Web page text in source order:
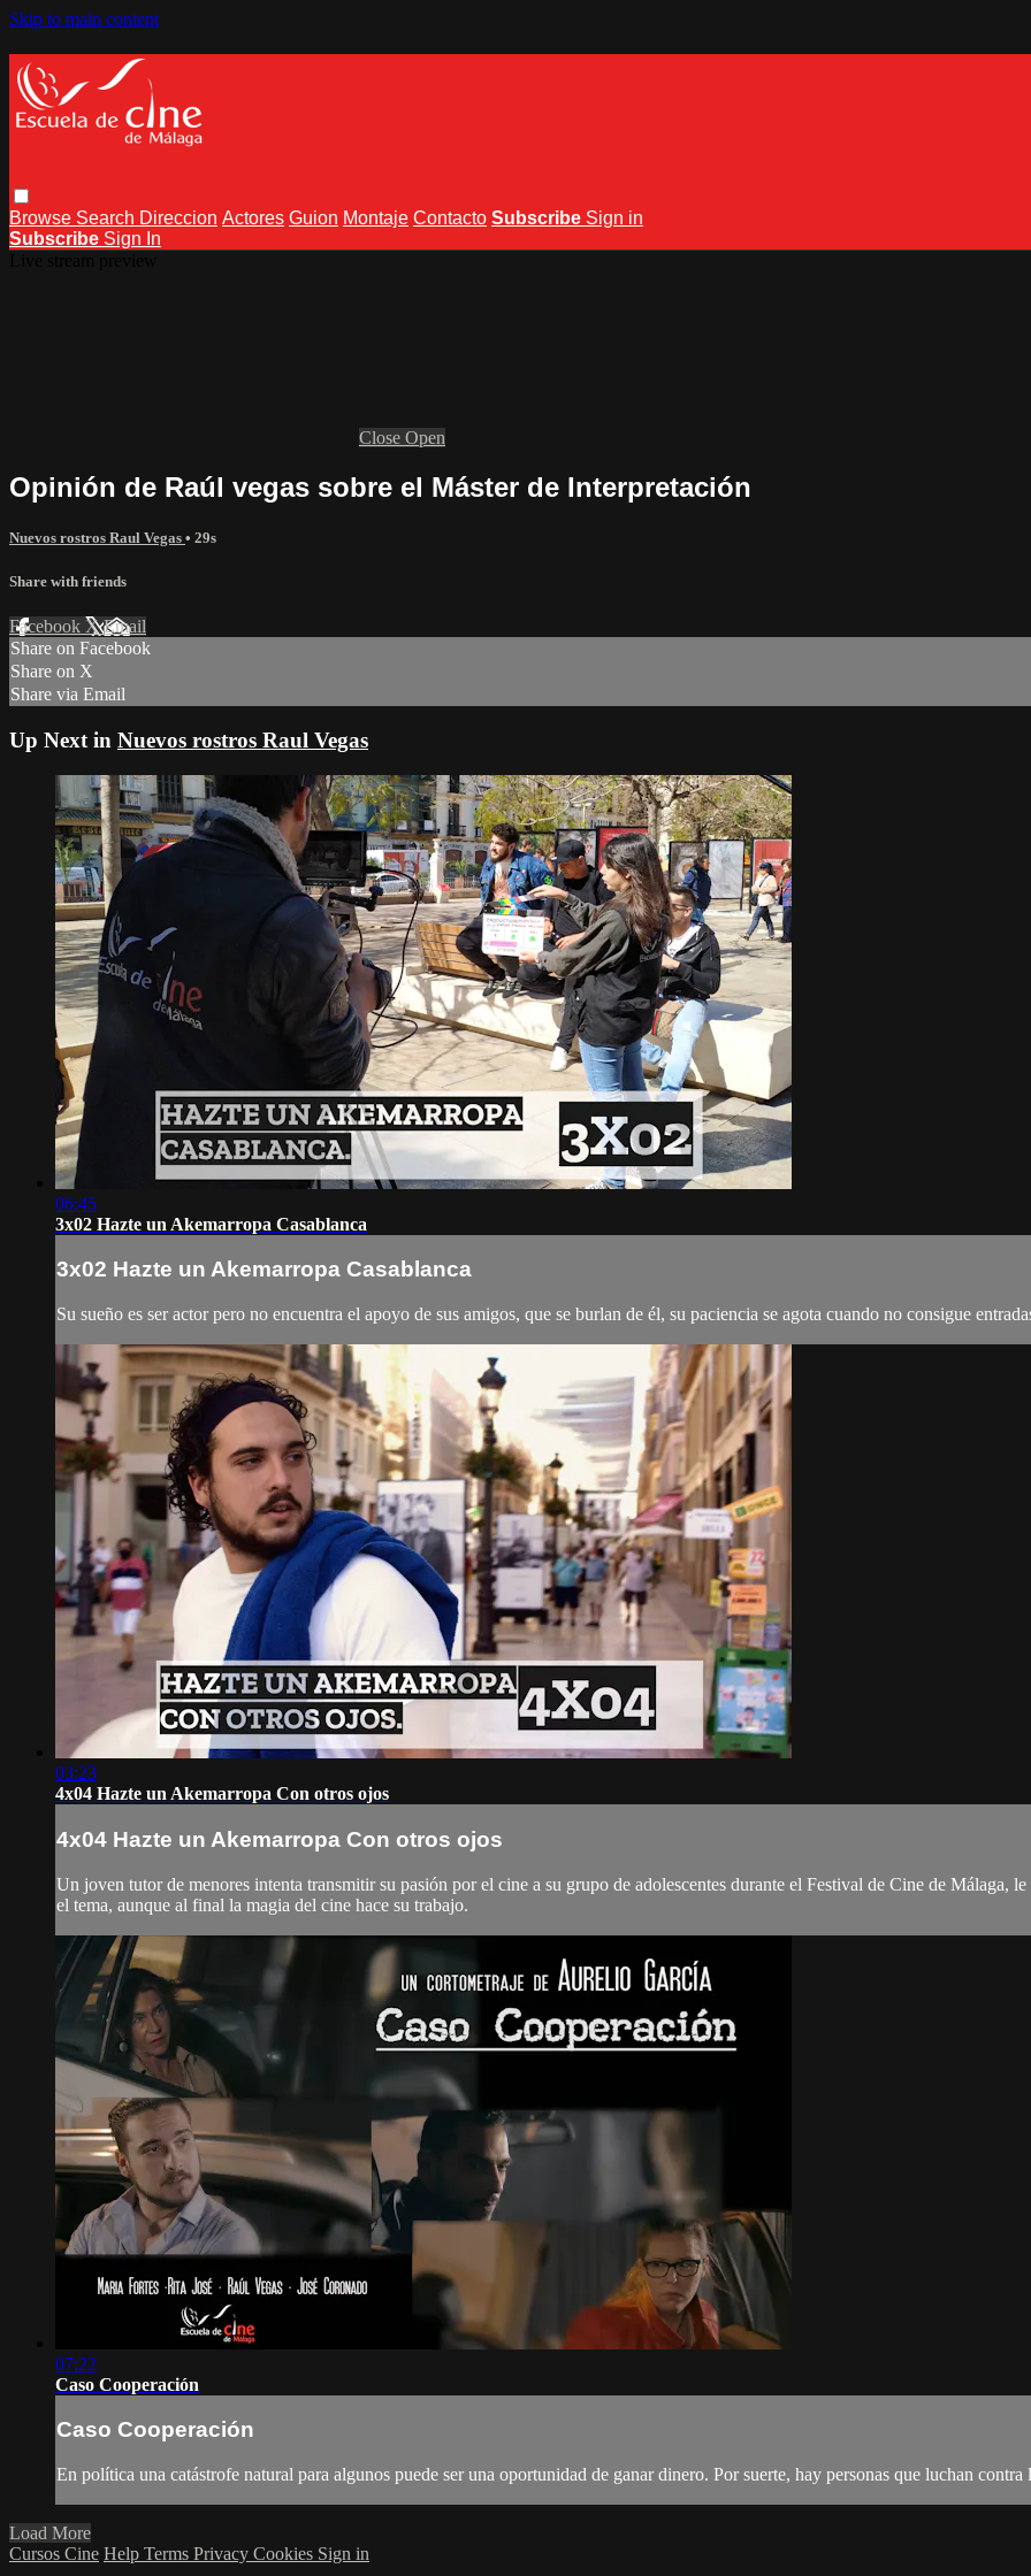
Skip to main content
Browse Search Direccion Actores Guion Montaje Contacto Subscribe Sign in
Subscribe Sign In
Close Open
Opinión de Raúl vegas sobre el Máster de Interpretación
Nuevos rostros Raul Vegas • 29s
Share with friends
Facebook XEmail
Share on Facebook
Share on X
Share via Email
Up Next in Nuevos rostros Raul Vegas
06:45
3x02 Hazte un Akemarropa Casablanca
3x02 Hazte un Akemarropa Casablanca
Su sueño es ser actor pero no encuentra el apoyo de sus amigos, que se burlan de él, su paciencia se agota cuando no consigue
03:23
4x04 Hazte un Akemarropa Con otros ojos
4x04 Hazte un Akemarropa Con otros ojos
Un joven tutor de menores intenta transmitir su pasión por el cine a su grupo de adolescentes durante el Festival de Cine de Málaga,
el tema, aunque al final la magia del cine hace su trabajo.
07:22
Caso Cooperación
Caso Cooperación
En política una catástrofe natural para algunos puede ser una oportunidad de ganar dinero. Por suerte, hay personas que luchan
Load More
Cursos Cine Help Terms Privacy Cookies Sign in